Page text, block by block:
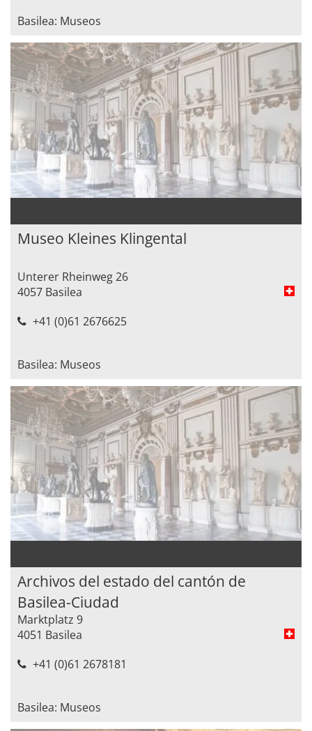
Basilea: Museos
Museo Kleines Klingental
Unterer Rheinweg 26
4057 Basilea
+41 (0)61 2676625
Basilea: Museos
Archivos del estado del cantón de
Basilea-Ciudad
Marktplatz 9
4051 Basilea
+41 (0)61 2678181
Basilea: Museos